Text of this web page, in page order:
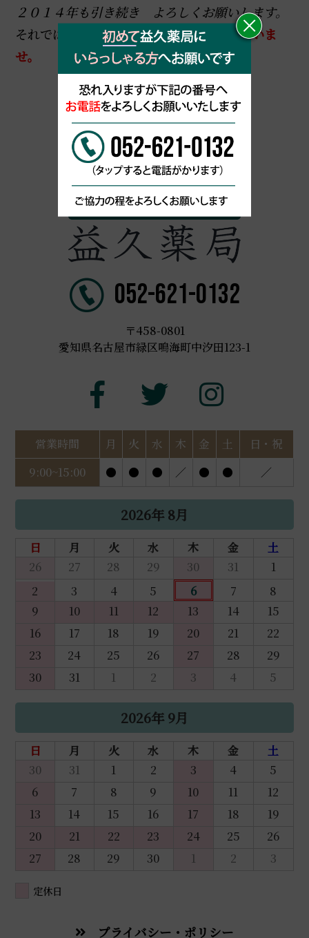
２０１４年も引き続き よろしくお願いします。
それでは皆さん、良いお年をお迎えくださいま
せ。
BLOG一覧に戻る
052-621-0132
〒458-0801
愛知県名古屋市緑区鳴海町中汐田123-1
営業時間 月 火 水 木 金 土
日・祝
9:00~15:00
● ● ● ／ ● ● ／
2026年 8月
日 月 火 水 木 金
土
26
27 28 29 30 31
1
2
3 4 5 6 7
8
9
10 11 12 13 14
15
16
17 18 19 20 21
22
23
24 25 26 27 28
29
30
31 1 2 3 4 5
2026年 9月
日 月 火 水 木 金
土
30
31 1 2 3 4
5
6
7 8 9 10 11
12
13
14 15 16 17 18
19
20
21 22 23 24 25
26
27
28 29 30 1 2 3
定休日
プライバシー・ポリシー